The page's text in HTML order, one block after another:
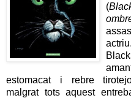
(
estomacat i rebre
malgrat tots aquest